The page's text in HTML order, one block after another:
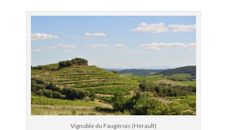
Vignoble du Faugérois (Hérault)